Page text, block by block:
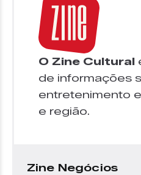
O Zine Cultural
de informações
entretenimento
e região.
Zine Negócios